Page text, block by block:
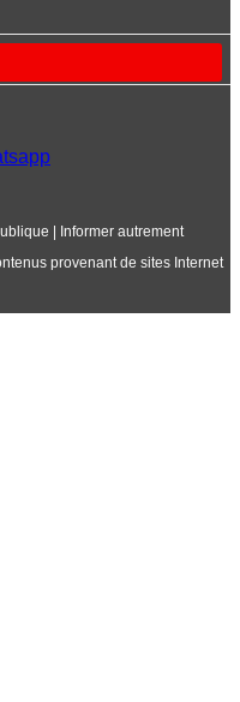
| Informer autrement
provenant de sites Internet